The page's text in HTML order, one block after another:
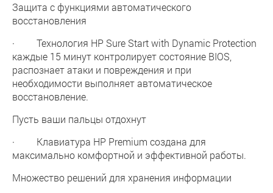
Защита с функциями автоматического
восстановления
· Технология HP Sure Start with Dynamic Protection
каждые 15 минут контролирует состояние BIOS,
распознает атаки и повреждения и при
необходимости выполняет автоматическое
восстановление.
Пусть ваши пальцы отдохнут
· Клавиатура HP Premium создана для
максимально комфортной и эффективной работы.
Множество решений для хранения информации